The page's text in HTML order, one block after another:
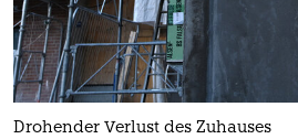
kultur
sport
berlin
Drohender Verlust des Zuhauses